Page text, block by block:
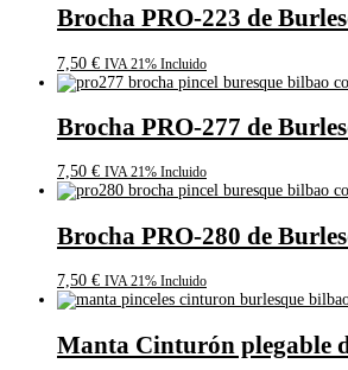
Brocha PRO-223 de
7,50 € IVA 21% Incluido
Brocha PRO-277 de
7,50 € IVA 21% Incluido
Brocha PRO-280 de
7,50 € IVA 21% Incluido
Manta Cinturón plegable